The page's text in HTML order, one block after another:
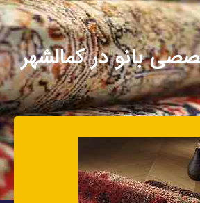
بانو در کمالشهر